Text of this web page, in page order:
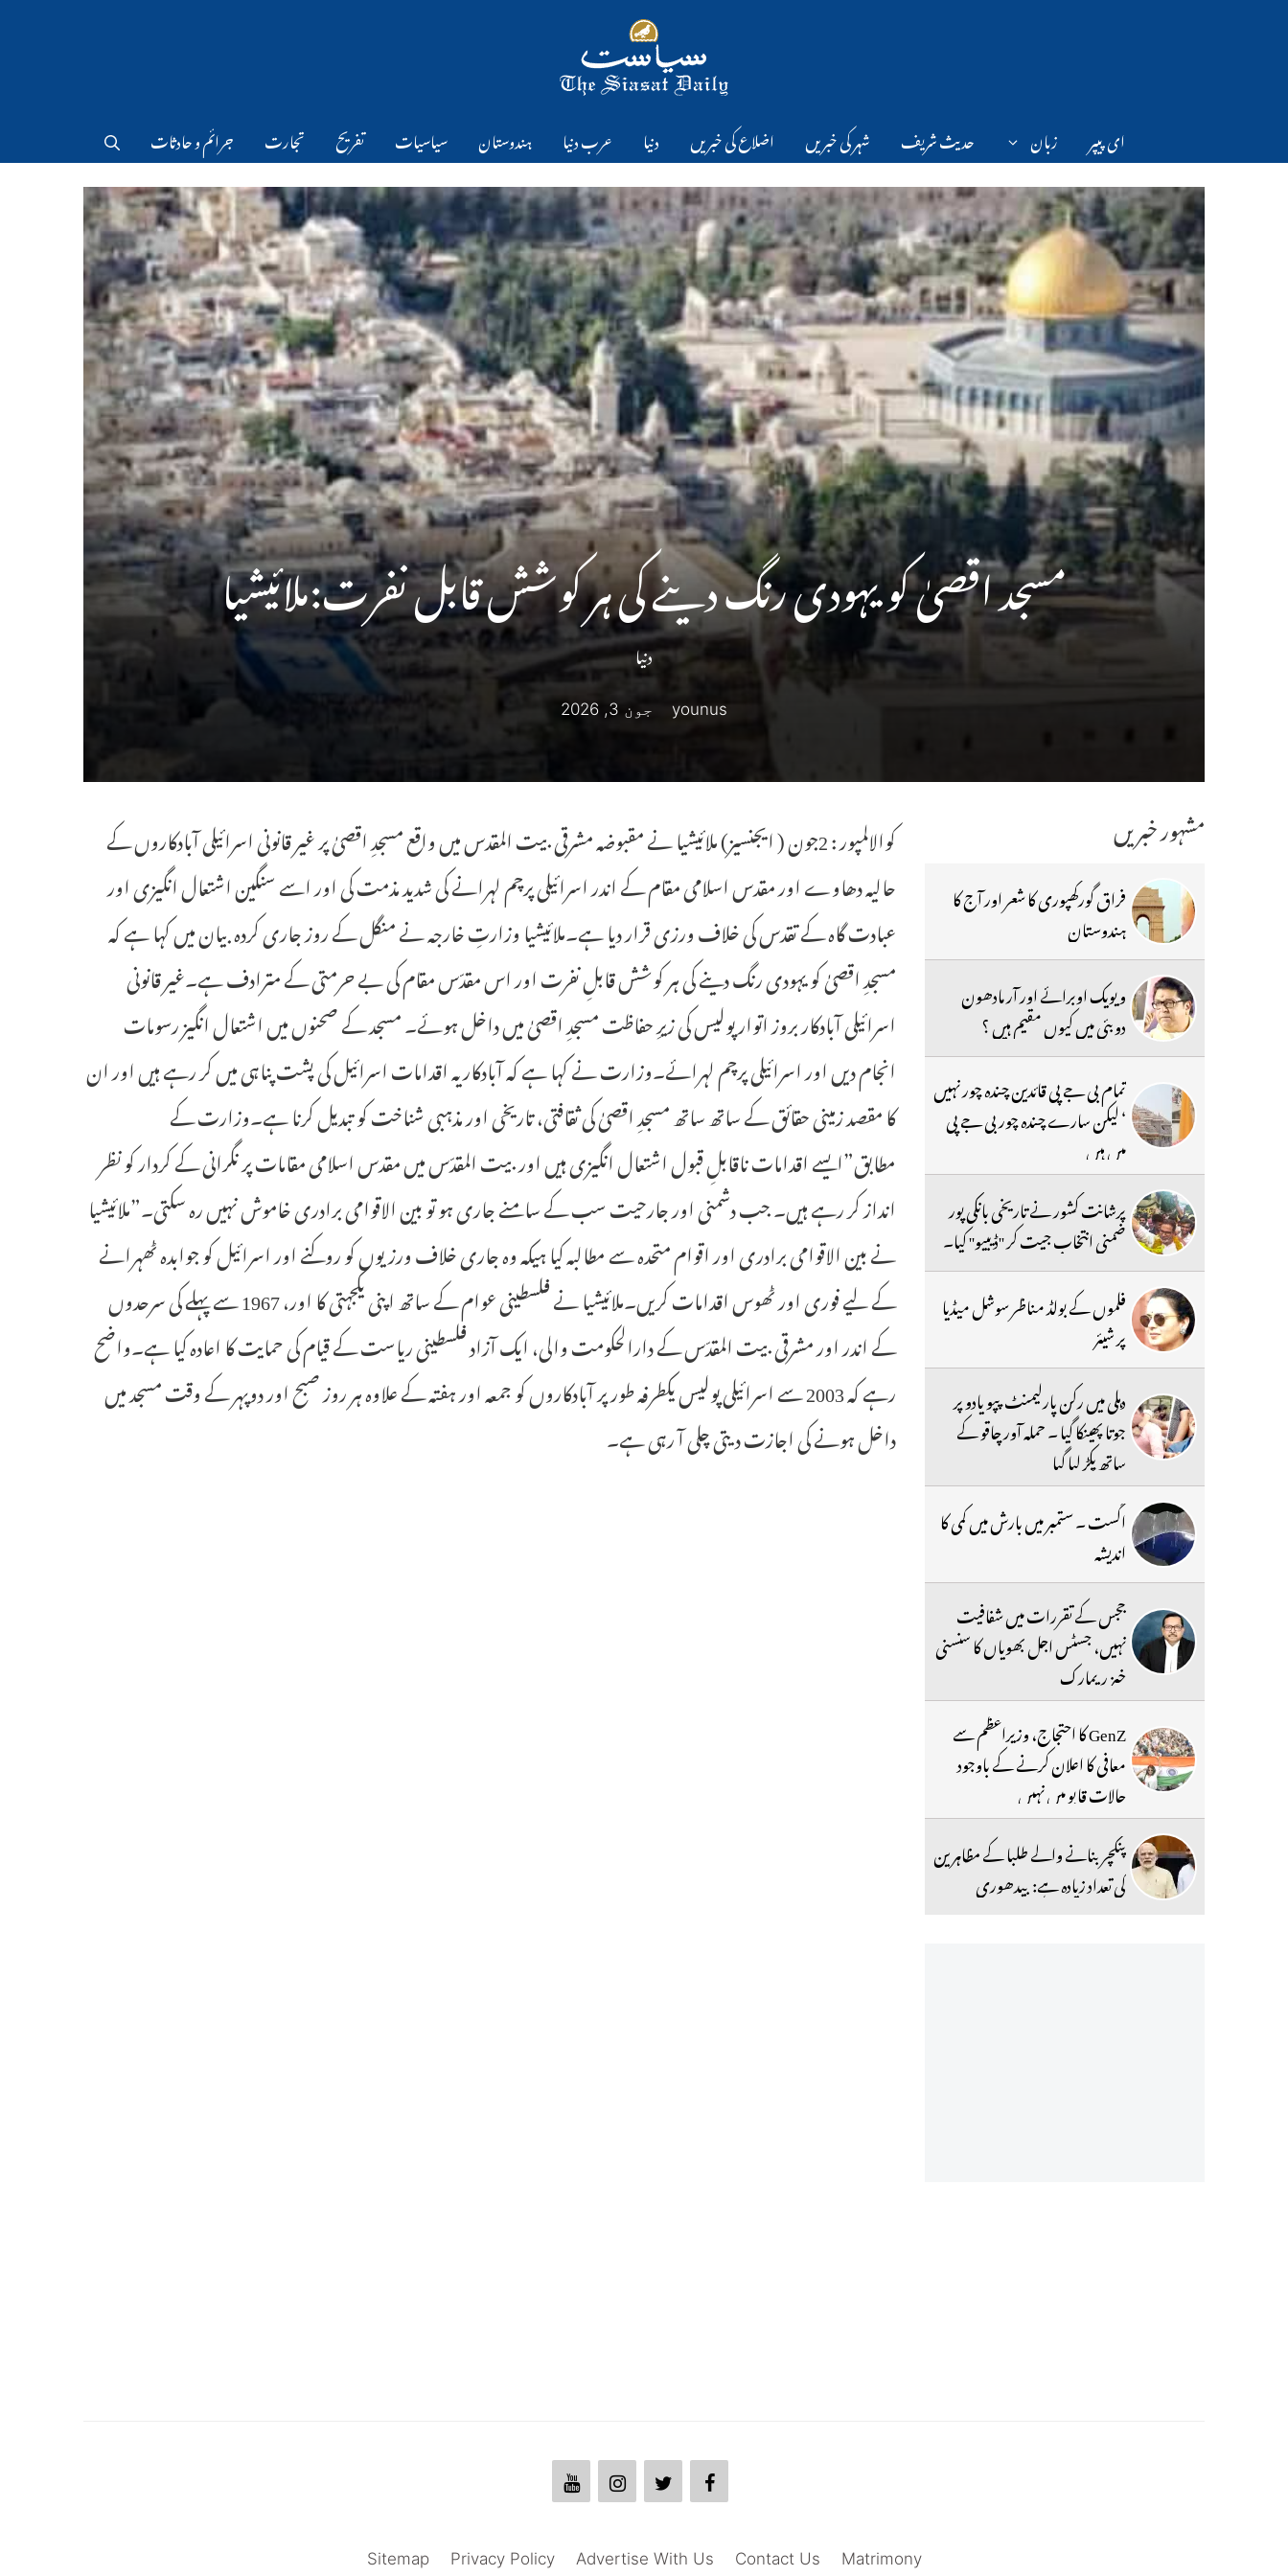
ای پیپر زبان حدیث شریف شہر کی خبریں اضلاع کی خبریں دنیا عرب دنیا ہندوستان سیاسیات تفریح تجارت جرائم و حادثات
مسجد اقصیٰ کو یہودی رنگ دینے کی ہر کوشش قابل نفرت:ملائیشیا
دنیا
younus جون 3, 2026
کوالالمپور : 2جون ( ایجنسیز) ملائیشیا نے مقبوضہ مشرقی بیت المقدس میں واقع مسجدِ اقصیٰ پر غیر قانونی اسرائیلی آبادکاروں کے
حالیہ دھاوے اور مقدس اسلامی مقام کے اندر اسرائیلی پرچم لہرانے کی شدید مذمت کی اور اسے سنگین اشتعال انگیزی اور
عبادت گاہ کے تقدس کی خلاف ورزی قرار دیا ہے۔ملائیشیا وزارتِ خارجہ نے منگل کے روز جاری کردہ بیان میں کہا ہے کہ
مسجدِ اقصیٰ کو یہودی رنگ دینے کی ہر کوشش قابلِ نفرت اور اس مقدّس مقام کی بے حرمتی کے مترادف ہے۔غیر قانونی
اسرائیلی آبادکار بروز اتوار پولیس کی زیرِ حفاظت مسجدِ اقصیٰ میں داخل ہوئے۔ مسجد کے صحنوں میں اشتعال انگیز رسومات
انجام دیں اور اسرائیلی پرچم لہرائے۔وزارت نے کہا ہے کہ آبادکاریہ اقدامات اسرائیل کی پشت پناہی میں کر رہے ہیں اور ان
کا مقصد زمینی حقائق کے ساتھ ساتھ مسجدِ اقصیٰ کی ثقافتی، تاریخی اور مذہبی شناخت کو تبدیل کرنا ہے۔وزارت کے
مطابق”ایسے اقدامات ناقابلِ قبول اشتعال انگیزی ہیں اور بیت المقدّس میں مقدس اسلامی مقامات پر نگرانی کے کردار کو نظر
انداز کر رہے ہیں۔ جب دشمنی اور جارحیت سب کے سامنے جاری ہو تو بین الاقوامی برادری خاموش نہیں رہ سکتی۔”ملائیشیا
نے بین الاقوامی برادری اور اقوام متحدہ سے مطالبہ کیا ہیکہ وہ جاری خلاف ورزیوں کو روکنے اور اسرائیل کو جوابدہ ٹھہرانے
کے لیے فوری اور ٹھوس اقدامات کریں۔ملائیشیا نے فلسطینی عوام کے ساتھ اپنی یکجہتی کا اور، 1967 سے پہلے کی سرحدوں
کے اندر اور مشرقی بیت المقدّس کے دارالحکومت والی، ایک آزاد فلسطینی ریاست کے قیام کی حمایت کا اعادہ کیا ہے۔واضح
رہے کہ 2003 سے اسرائیلی پولیس یکطرفہ طور پر آبادکاروں کو جمعہ اور ہفتہ کے علاوہ ہر روز صبح اور دوپہر کے وقت مسجد میں
داخل ہونے کی اجازت دیتی چلی آ رہی ہے۔
مشہور خبریں
فراق گورکھپوری کا شعر اور آج کا
ہندوستان
ویویک اوبرائے اور آر مادھون
دوبئی میں کیوں مقیم ہیں ؟
تمام بی جے پی قائدین چندہ چور نہیں
‘ لیکن سارے چندہ چور بی جے پی
میں ہیں
پرشانت کشور نے تاریخی بانکی پور
ضمنی انتخاب جیت کر ''ڈیبیو'' کیا۔
فلموں کے بولڈ مناظر سوشل میڈیا
پر شیئر
دہلی میں رکن پارلیمنٹ پپو یادو پر
جوتا پھینکا گیا ۔ حملہ آور چاقو کے
ساتھ پکڑ لیا گیا
اگست ۔ ستمبر میں بارش میں کمی کا
اندیشہ
ججس کے تقررات میں شفافیت
نہیں، جسٹس اجل بھویاں کا سنسنی
خیز ریمارک
GenZ کا احتجاج، وزیراعظم سے
معافی کا اعلان کرنے کے باوجود
حالات قابو میں نہیں
پنکچر بنانے والے طلبا کے مظاہرین
کی تعداد زیادہ ہے: بیدھوری
Matrimony
Contact Us
Advertise With Us
Privacy Policy
Sitemap